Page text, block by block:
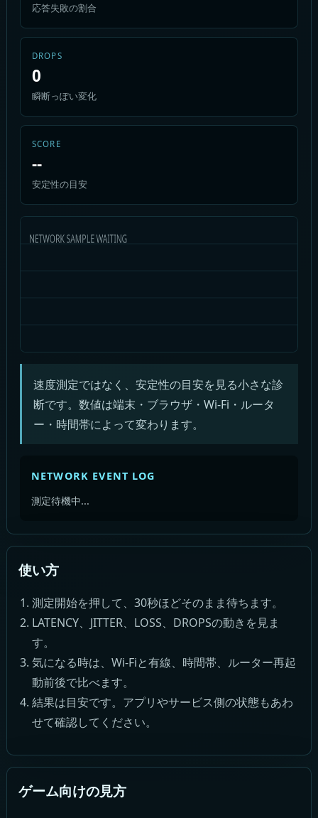
応答失敗の割合
DROPS
0
瞬断っぽい変化
SCORE
--
安定性の目安
速度測定ではなく、安定性の目安を見る小さな診
断です。数値は端末・ブラウザ・Wi-Fi・ルータ
ー・時間帯によって変わります。
NETWORK EVENT LOG
測定待機中...
使い方
測定開始を押して、30秒ほどそのまま待ちます。
LATENCY、JITTER、LOSS、DROPSの動きを見ま
す。
気になる時は、Wi-Fiと有線、時間帯、ルーター再起
動前後で比べます。
結果は目安です。アプリやサービス側の状態もあわ
せて確認してください。
ゲーム向けの見方